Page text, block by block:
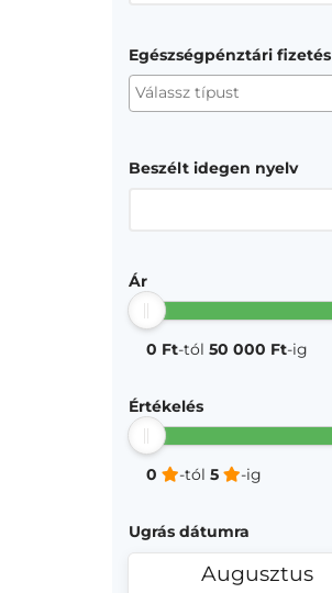
Egészségpénztári fizetés
Beszélt idegen nyelv
Ár
0 Ft-tól 50 000 Ft-ig
Értékelés
0 -tól 5 -ig
Ugrás dátumra